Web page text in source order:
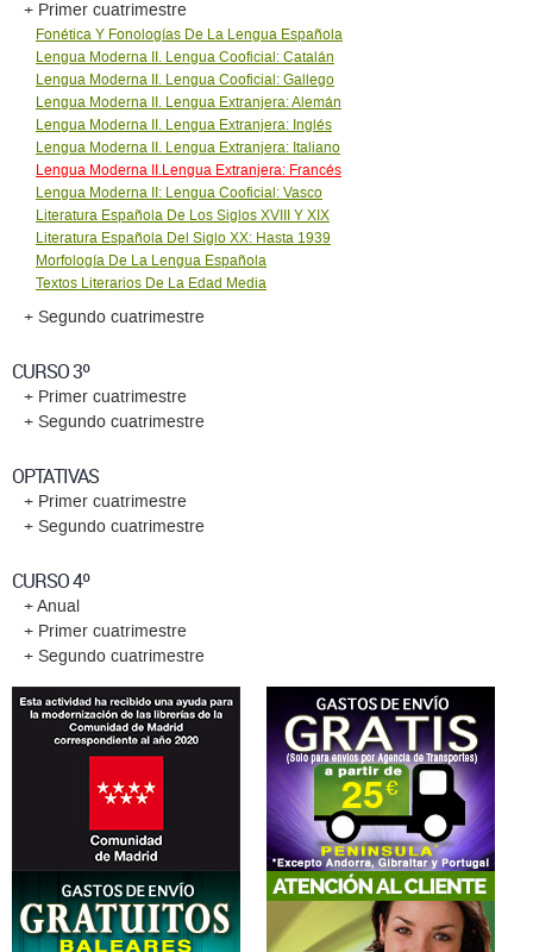
+ Primer cuatrimestre
Fonética Y Fonologías De La Lengua Española
Lengua Moderna II. Lengua Cooficial: Catalán
Lengua Moderna II. Lengua Cooficial: Gallego
Lengua Moderna II. Lengua Extranjera: Alemán
Lengua Moderna II. Lengua Extranjera: Inglés
Lengua Moderna II. Lengua Extranjera: Italiano
Lengua Moderna II.Lengua Extranjera: Francés
Lengua Moderna II: Lengua Cooficial: Vasco
Literatura Española De Los Siglos XVIII Y XIX
Literatura Española Del Siglo XX: Hasta 1939
Morfología De La Lengua Española
Textos Literarios De La Edad Media
+ Segundo cuatrimestre
CURSO 3º
+ Primer cuatrimestre
+ Segundo cuatrimestre
OPTATIVAS
+ Primer cuatrimestre
+ Segundo cuatrimestre
CURSO 4º
+ Anual
+ Primer cuatrimestre
+ Segundo cuatrimestre